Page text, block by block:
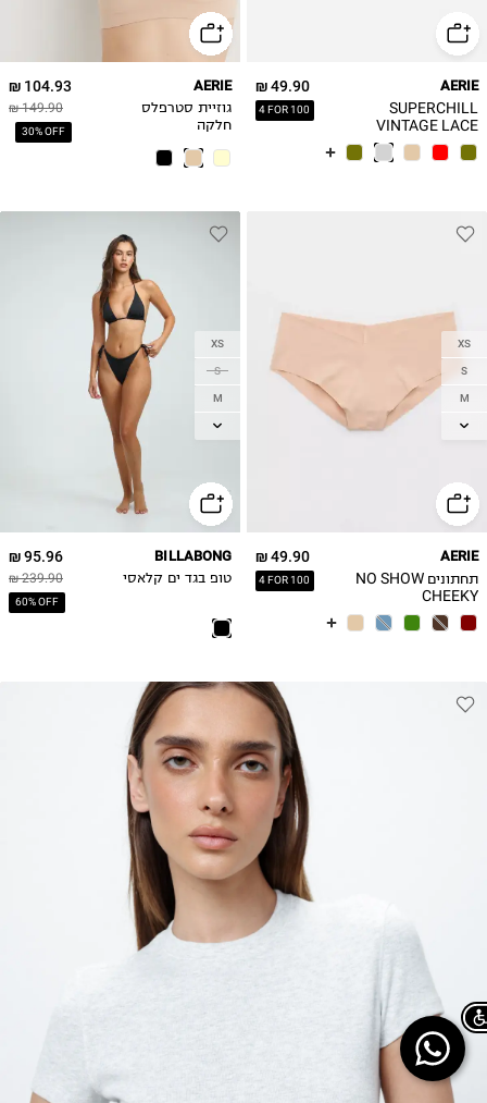
49.90 ₪
4 FOR 100
AERIE
SUPERCHILL
VINTAGE LACE
תחתוני תחרה וינטג'
104.93 ₪
149.90 ₪
30% OFF
AERIE
גוזיית סטרפלס
חלקה
XS
S
M
L
49.90 ₪
4 FOR 100
AERIE
תחתונים NO SHOW
CHEEKY
XS
S
M
L
95.96 ₪
239.90 ₪
60% OFF
BILLABONG
טופ בגד ים קלאסי
Chat on WhatsApp